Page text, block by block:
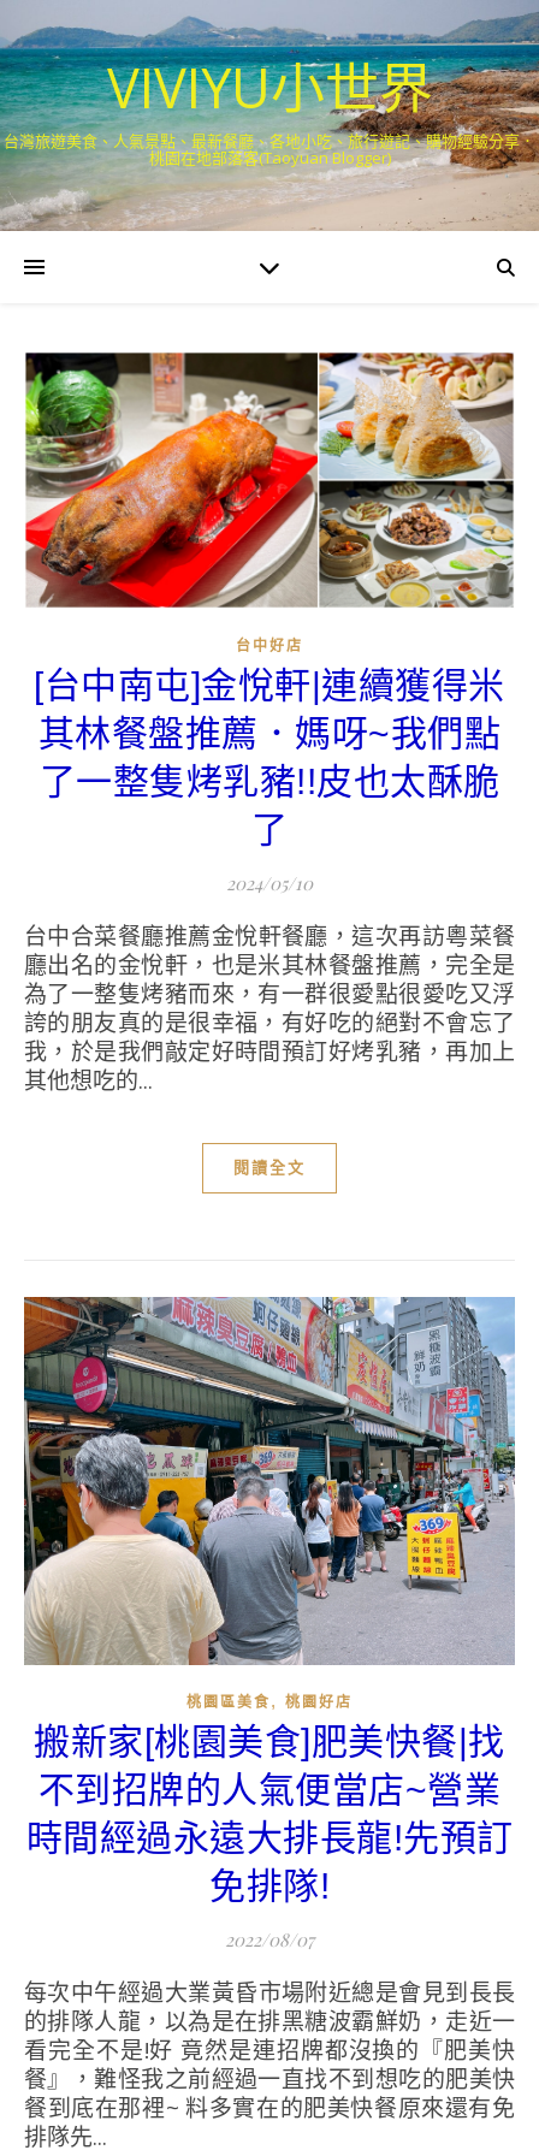
VIVIYU小世界
台灣旅遊美食、人氣景點、最新餐廳、各地小吃、旅行遊記、購物經驗分享．
桃園在地部落客(Taoyuan Blogger)
台中好店
[台中南屯]金悅軒|連續獲得米
其林餐盤推薦．媽呀~我們點
了一整隻烤乳豬!!皮也太酥脆
了
2024/05/10
台中合菜餐廳推薦金悅軒餐廳，這次再訪粵菜餐
廳出名的金悅軒，也是米其林餐盤推薦，完全是
為了一整隻烤豬而來，有一群很愛點很愛吃又浮
誇的朋友真的是很幸福，有好吃的絕對不會忘了
我，於是我們敲定好時間預訂好烤乳豬，再加上
其他想吃的...
閱讀全文
桃園區美食 , 桃園好店
搬新家[桃園美食]肥美快餐|找
不到招牌的人氣便當店~營業
時間經過永遠大排長龍!先預訂
免排隊!
2022/08/07
每次中午經過大業黃昏市場附近總是會見到長長
的排隊人龍，以為是在排黑糖波霸鮮奶，走近一
看完全不是!好 竟然是連招牌都沒換的『肥美快
餐』，難怪我之前經過一直找不到想吃的肥美快
餐到底在那裡~ 料多實在的肥美快餐原來還有免
排隊先...